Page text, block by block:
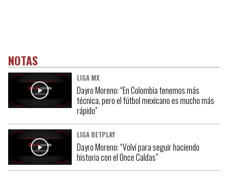
NOTAS
LIGA MX
Dayro Moreno: “En Colombia tenemos más
técnica, pero el fútbol mexicano es mucho más
rápido”
LIGA BETPLAY
Dayro Moreno: “Volví para seguir haciendo
historia con el Once Caldas”